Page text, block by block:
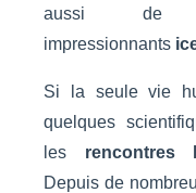
aussi de
impressionnants
Si la seule vie
quelques
les
rencontres
Depuis de